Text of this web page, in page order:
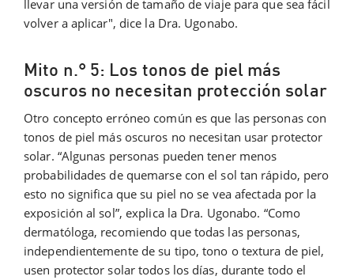
llevar una versión de tamaño de viaje para que sea fácil
volver a aplicar", dice la Dra. Ugonabo.
Mito n.° 5: Los tonos de piel más
oscuros no necesitan protección solar
Otro concepto erróneo común es que las personas con
tonos de piel más oscuros no necesitan usar protector
solar. “Algunas personas pueden tener menos
probabilidades de quemarse con el sol tan rápido, pero
esto no significa que su piel no se vea afectada por la
exposición al sol”, explica la Dra. Ugonabo. “Como
dermatóloga, recomiendo que todas las personas,
independientemente de su tipo, tono o textura de piel,
usen protector solar todos los días, durante todo el